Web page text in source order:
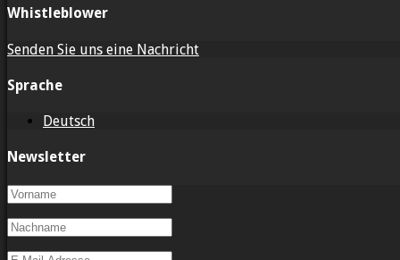
Whistleblower
Senden Sie uns eine Nachricht
Sprache
Deutsch
Newsletter